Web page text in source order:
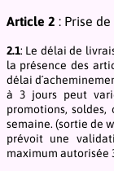
Article 2 : Prise
2.1: Le délai de
la présence des
délai
à 3 jours peut
promotions,
semaine. (sortie de
prévoit une
maximum autorisée